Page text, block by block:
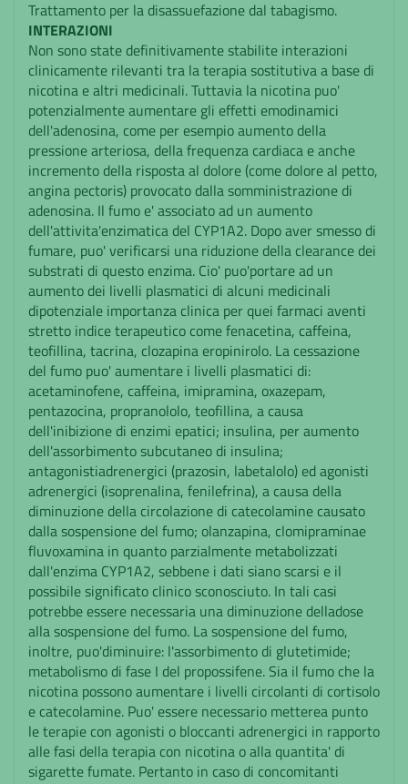
Trattamento per la disassuefazione dal tabagismo.
INTERAZIONI
Non sono state definitivamente stabilite interazioni
clinicamente rilevanti tra la terapia sostitutiva a base di
nicotina e altri medicinali. Tuttavia la nicotina puo'
potenzialmente aumentare gli effetti emodinamici
dell'adenosina, come per esempio aumento della
pressione arteriosa, della frequenza cardiaca e anche
incremento della risposta al dolore (come dolore al petto,
angina pectoris) provocato dalla somministrazione di
adenosina. Il fumo e' associato ad un aumento
dell'attivita'enzimatica del CYP1A2. Dopo aver smesso di
fumare, puo' verificarsi una riduzione della clearance dei
substrati di questo enzima. Cio' puo'portare ad un
aumento dei livelli plasmatici di alcuni medicinali
dipotenziale importanza clinica per quei farmaci aventi
stretto indice terapeutico come fenacetina, caffeina,
teofillina, tacrina, clozapina eropinirolo. La cessazione
del fumo puo' aumentare i livelli plasmatici di:
acetaminofene, caffeina, imipramina, oxazepam,
pentazocina, propranololo, teofillina, a causa
dell'inibizione di enzimi epatici; insulina, per aumento
dell'assorbimento subcutaneo di insulina;
antagonistiadrenergici (prazosin, labetalolo) ed agonisti
adrenergici (isoprenalina, fenilefrina), a causa della
diminuzione della circolazione di catecolamine causato
dalla sospensione del fumo; olanzapina, clomipraminae
fluvoxamina in quanto parzialmente metabolizzati
dall'enzima CYP1A2, sebbene i dati siano scarsi e il
possibile significato clinico sconosciuto. In tali casi
potrebbe essere necessaria una diminuzione delladose
alla sospensione del fumo. La sospensione del fumo,
inoltre, puo'diminuire: l'assorbimento di glutetimide;
metabolismo di fase I del propossifene. Sia il fumo che la
nicotina possono aumentare i livelli circolanti di cortisolo
e catecolamine. Puo' essere necessario metterea punto
le terapie con agonisti o bloccanti adrenergici in rapporto
alle fasi della terapia con nicotina o alla quantita' di
sigarette fumate. Pertanto in caso di concomitanti